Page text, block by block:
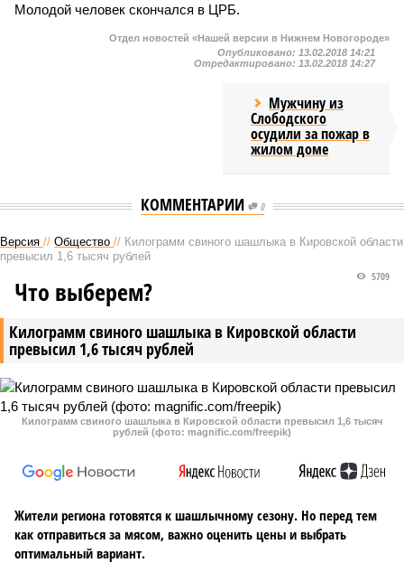
Молодой человек скончался в ЦРБ.
Отдел новостей «Нашей версии в Нижнем Новогороде»
Опубликовано: 13.02.2018 14:21
Отредактировано: 13.02.2018 14:27
Мужчину из
Слободского
осудили за пожар в
жилом доме
КОММЕНТАРИИ 0
Версия // Общество // Килограмм свиного шашлыка в Кировской области
превысил 1,6 тысяч рублей
Килограмм свиного шашлыка в Кировской области
превысил 1,6 тысяч рублей
5709
Что выберем?
Килограмм свиного шашлыка в Кировской области превысил 1,6 тысяч
рублей (фото: magnific.com/freepik)
Жители региона готовятся к шашлычному сезону. Но перед тем
как отправиться за мясом, важно оценить цены и выбрать
оптимальный вариант.